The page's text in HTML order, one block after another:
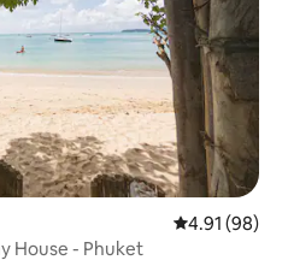
レビュー98
4.91 (98)
House - Phuket